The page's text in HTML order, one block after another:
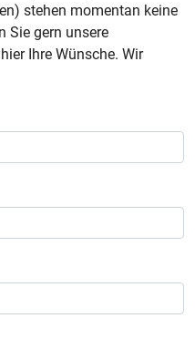
stehen momentan keine
Sie gern unsere
Ihre Wünsche. Wir